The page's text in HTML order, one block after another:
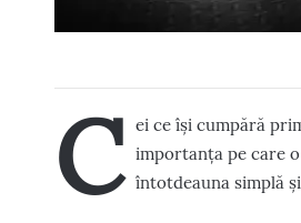
C ei ce își cumpără
importanța pe care
întotdeauna simplă